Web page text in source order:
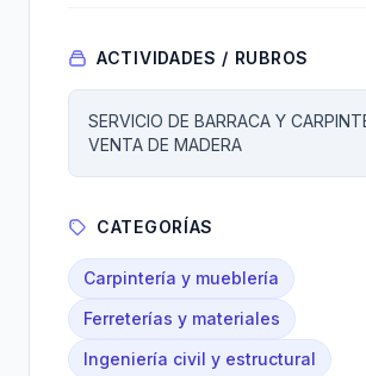
ACTIVIDADES / RUBROS
SERVICIO DE BARRACA Y
VENTA DE MADERA
CATEGORÍAS
Carpintería y mueblería
Ferreterías y materiales
Ingeniería civil y estructural